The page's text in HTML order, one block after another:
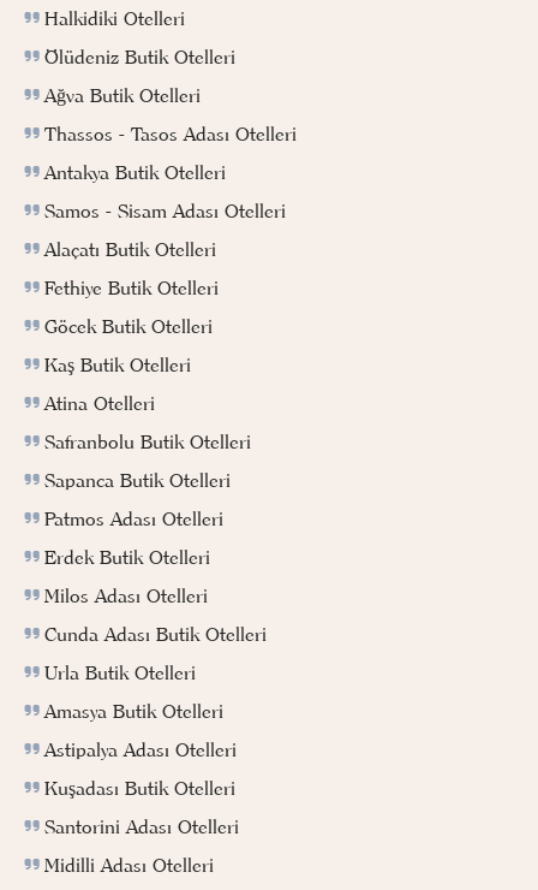
Halkidiki Otelleri
Ölüdeniz Butik Otelleri
Ağva Butik Otelleri
Thassos - Tasos Adası Otelleri
Antakya Butik Otelleri
Samos - Sisam Adası Otelleri
Alaçatı Butik Otelleri
Fethiye Butik Otelleri
Göcek Butik Otelleri
Kaş Butik Otelleri
Atina Otelleri
Safranbolu Butik Otelleri
Sapanca Butik Otelleri
Patmos Adası Otelleri
Erdek Butik Otelleri
Milos Adası Otelleri
Cunda Adası Butik Otelleri
Urla Butik Otelleri
Amasya Butik Otelleri
Astipalya Adası Otelleri
Kuşadası Butik Otelleri
Santorini Adası Otelleri
Midilli Adası Otelleri